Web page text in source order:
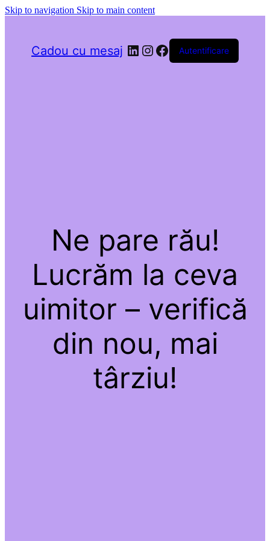
Skip to navigation Skip to main content
Cadou cu mesaj LinkedIn
Instagram
Facebook
Autentificare
Ne pare rău!
Lucrăm la ceva
uimitor – verifică
din nou, mai
târziu!